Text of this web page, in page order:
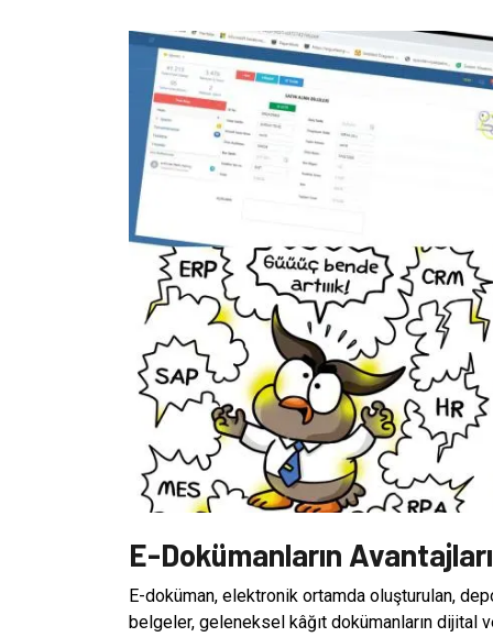
E-Dokümanların
E-doküman, elektronik ortamda oluşturulan,
belgeler, geleneksel kâğıt dokümanların dijital